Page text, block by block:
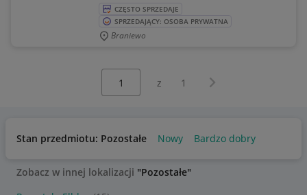
CZĘSTO SPRZEDAJE
SPRZEDAJĄCY: OSOBA PRYWATNA
Braniewo
z 1 Następna strona
Stan przedmiotu: Pozostałe Nowy Bardzo dobry
Zobacz w innej lokalizacji "Pozostałe"